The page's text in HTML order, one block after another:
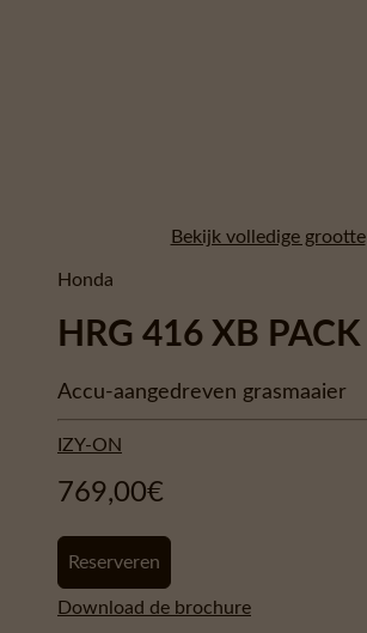
Bekijk volledige grootte
Honda
HRG 416 XB PACK
Accu-aangedreven grasmaaier
IZY-ON
769,00€
Reserveren
Download de brochure